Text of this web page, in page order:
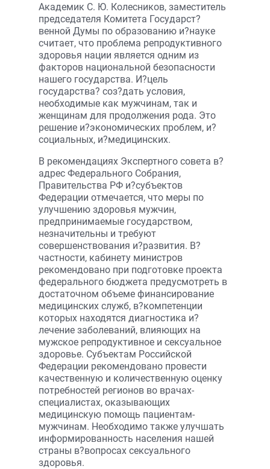
Академик С. Ю. Колесников, заместитель
председателя Комитета Государст?
венной Думы по образованию и?науке
считает, что проблема репродуктивного
здоровья нации является одним из
факторов национальной безопасности
нашего государства. И?цель
государства? соз?дать условия,
необходимые как мужчинам, так и
женщинам для продолжения рода. Это
решение и?экономических проблем, и?
социальных, и?медицинских.
В рекомендациях Экспертного совета в?
адрес Федерального Собрания,
Правительства РФ и?субъектов
Федерации отмечается, что меры по
улучшению здоровья мужчин,
предпринимаемые государством,
незначительны и требуют
совершенствования и?развития. В?
частности, кабинету министров
рекомендовано при подготовке проекта
федерального бюджета предусмотреть в
достаточном объеме финансирование
медицинских служб, в?компетенции
которых находятся диагностика и?
лечение заболеваний, влияющих на
мужское репродуктивное и сексуальное
здоровье. Субъектам Российской
Федерации рекомендовано провести
качественную и количественную оценку
потребностей регионов во врачах-
специалистах, оказывающих
медицинскую помощь пациентам-
мужчинам. Необходимо также улучшать
информированность населения нашей
страны в?вопросах сексуального
здоровья.